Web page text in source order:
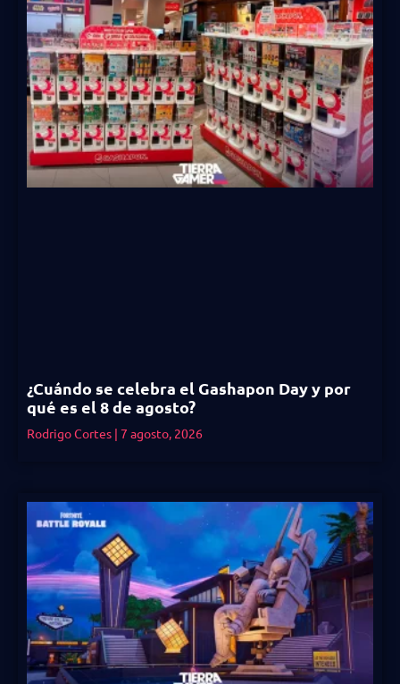
¿Cuándo se celebra el Gashapon Day y por
qué es el 8 de agosto?
Rodrigo Cortes 7 agosto, 2026